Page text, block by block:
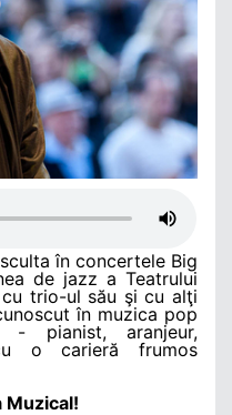
în concertele Big
de jazz a Teatrului
cu trio-ul său şi cu alţi
în muzica pop
pianist, aranjeur,
o carieră frumos
Muzical!